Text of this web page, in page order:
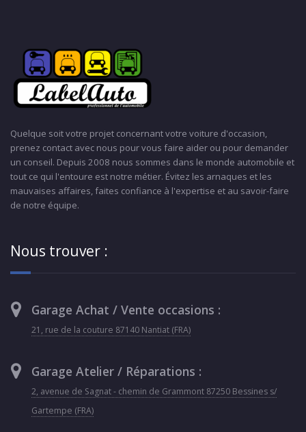
Quelque soit votre projet concernant votre voiture d'occasion,
prenez contact avec nous pour vous faire aider ou pour demander
un conseil. Depuis 2008 nous sommes dans le monde automobile et
tout ce qui l'entoure est notre métier. Évitez les arnaques et les
mauvaises affaires, faites confiance à l'expertise et au savoir-faire
de notre équipe.
Nous trouver :
Garage Achat / Vente occasions :
21, rue de la couture 87140 Nantiat (FRA)
Garage Atelier / Réparations :
2, avenue de Sagnat - chemin de Grammont 87250 Bessines s/
Gartempe (FRA)